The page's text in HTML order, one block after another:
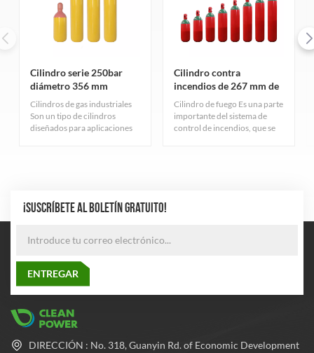
Cilindro serie 250bar
diámetro 356 mm
Cilindros de gas industriales
Son un tipo de cilindros
diseñados para aplicaciones
Cilindro contra
incendios de 267 mm de
diámetro y 150 bar
Cilindro de fuego Es una parte
importante del sistema de
control de incendios, que se
¡SUSCRÍBETE AL BOLETÍN GRATUITO!
DIRECCIÓN : No. 318, Guanyin Rd. of Economic Development